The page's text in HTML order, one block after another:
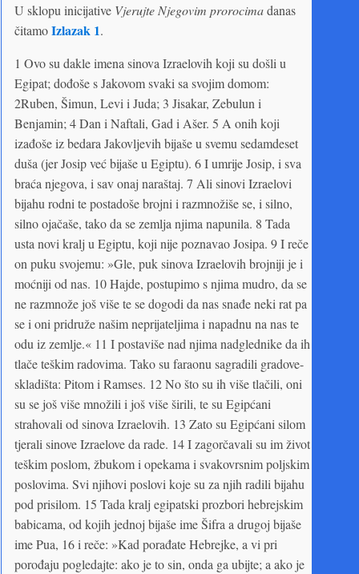
U sklopu inicijative Vjerujte Njegovim prorocimadanas
čitamoIzlazak 1.
1 Ovo su dakle imena sinova Izraelovih koji su došli u
Egipat; dođoše s Jakovom svaki sa svojim domom:
2Ruben, Šimun, Levi i Juda; 3 Jisakar, Zebulun i
Benjamin; 4 Dan i Naftali, Gad i Ašer. 5 A onih koji
izađoše iz bedara Jakovljevih bijaše u svemu sedamdeset
duša (jer Josip već bijaše u Egiptu). 6 I umrije Josip, i sva
braća njegova, i sav onaj naraštaj. 7 Ali sinovi Izraelovi
bijahu rodni te postadoše brojni i razmnožiše se, i silno,
silno ojačaše, tako da se zemlja njima napunila. 8 Tada
usta novi kralj u Egiptu, koji nije poznavao Josipa. 9 I reče
on puku svojemu: »Gle, puk sinova Izraelovih brojniji je i
moćniji od nas. 10 Hajde, postupimo s njima mudro, da se
ne razmnože još više te se dogodi da nas snađe neki rat pa
se i oni pridruže našim neprijateljima i napadnu na nas te
odu iz zemlje.« 11 I postaviše nad njima nadglednike da ih
tlače teškim radovima. Tako su faraonu sagradili gradove-
skladišta: Pitom i Ramses. 12 No što su ih više tlačili, oni
su se još više množili i još više širili, te su Egipćani
strahovali od sinova Izraelovih. 13 Zato su Egipćani silom
tjerali sinove Izraelove da rade. 14 I zagorčavali su im život
teškim poslom, žbukom i opekama i svakovrsnim poljskim
poslovima. Svi njihovi poslovi koje su za njih radili bijahu
pod prisilom. 15 Tada kralj egipatski prozbori hebrejskim
babicama, od kojih jednoj bijaše ime Šifra a drugoj bijaše
ime Pua, 16 i reče: »Kad porađate Hebrejke, a vi pri
porođaju pogledajte: ako je to sin, onda ga ubijte; a ako je